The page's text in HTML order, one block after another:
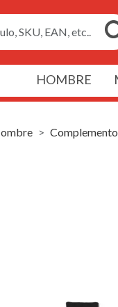
SKU, EAN, etc..
HOMBRE